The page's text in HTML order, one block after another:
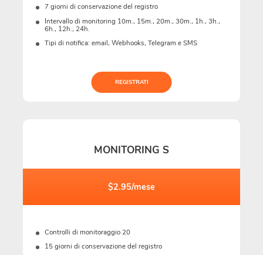
7 giorni di conservazione del registro
Intervallo di monitoring 10m., 15m., 20m., 30m., 1h., 3h.,
6h., 12h., 24h.
Tipi di notifica: email, Webhooks, Telegram e SMS
REGISTRATI
MONITORING S
$2.95/mese
Controlli di monitoraggio 20
15 giorni di conservazione del registro